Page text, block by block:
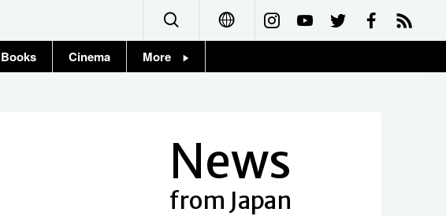
Français
Books Cinema More
News
from Japan